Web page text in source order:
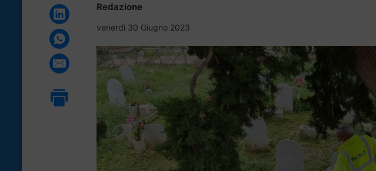
Redazione
venerdì 30 Giugno 2023